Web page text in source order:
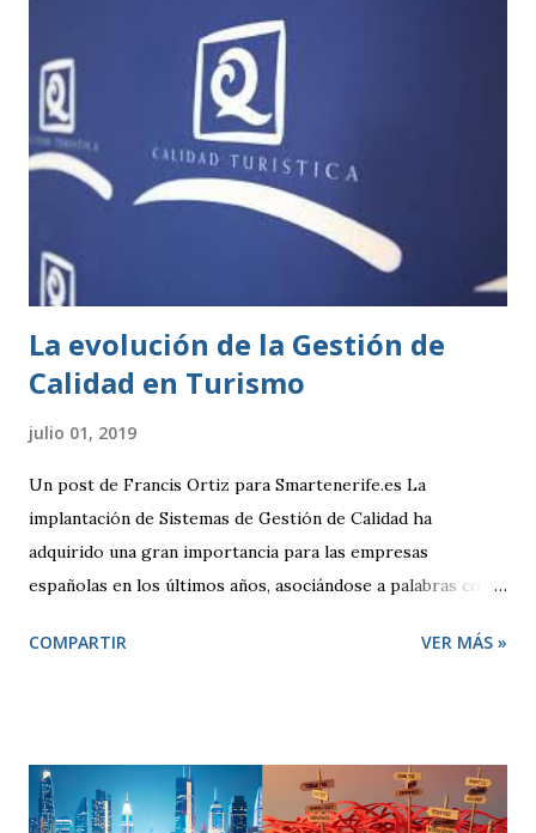
responsable y la documentación necesaria, que te indicarán
en la correspondiente sede electrónica. Para ambos casos,
todo el trámite se puede hacer online a través de las
diferentes sedes electrónicas de cada ayuntamiento. LISTA
DE ACTIVIDADES CLASIFICADAS A los efectos previstos
en el artículo 2.1.a) y 4 de la Ley 7/2011, de 5 de abril, de
actividades clasificadas y espectáculos públicos y otras
medidas administrativas complementa...
La evolución de la Gestión de
Calidad en Turismo
julio 01, 2019
Un post de Francis Ortiz para Smartenerife.es La
implantación de Sistemas de Gestión de Calidad ha
adquirido una gran importancia para las empresas
españolas en los últimos años, asociándose a palabras como
¿qué se entiende por Calidad?, ¿qué pretende una empresa
transmitiendo la idea de que algo es mejor. Desde un punto
de vista técnico, Calidad representa una forma de hacer las
COMPARTIR VER MÁS »